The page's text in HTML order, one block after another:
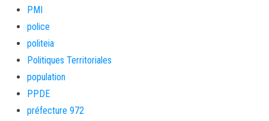
PMI
police
politeia
Politiques Territoriales
population
PPDE
préfecture 972